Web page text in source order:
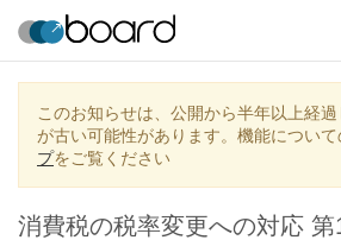
このお知らせは、公開から半年以上経
が古い可能性があります。機能につい
プをご覧ください
消費税の税率変更への対応 第